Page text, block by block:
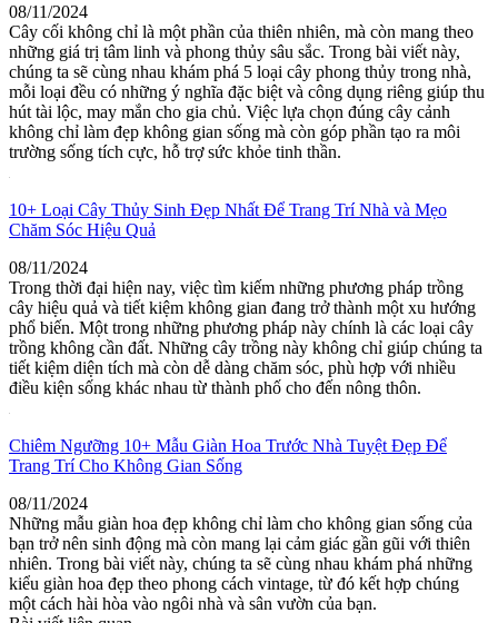
08/11/2024
Cây cối không chỉ là một phần của thiên nhiên, mà còn mang theo
những giá trị tâm linh và phong thủy sâu sắc. Trong bài viết này,
chúng ta sẽ cùng nhau khám phá 5 loại cây phong thủy trong nhà,
mỗi loại đều có những ý nghĩa đặc biệt và công dụng riêng giúp thu
hút tài lộc, may mắn cho gia chủ. Việc lựa chọn đúng cây cảnh
không chỉ làm đẹp không gian sống mà còn góp phần tạo ra môi
trường sống tích cực, hỗ trợ sức khỏe tinh thần.
10+ Loại Cây Thủy Sinh Đẹp Nhất Để Trang Trí Nhà và Mẹo
Chăm Sóc Hiệu Quả
08/11/2024
Trong thời đại hiện nay, việc tìm kiếm những phương pháp trồng
cây hiệu quả và tiết kiệm không gian đang trở thành một xu hướng
phổ biến. Một trong những phương pháp này chính là các loại cây
trồng không cần đất. Những cây trồng này không chỉ giúp chúng ta
tiết kiệm diện tích mà còn dễ dàng chăm sóc, phù hợp với nhiều
điều kiện sống khác nhau từ thành phố cho đến nông thôn.
Chiêm Ngưỡng 10+ Mẫu Giàn Hoa Trước Nhà Tuyệt Đẹp Để
Trang Trí Cho Không Gian Sống
08/11/2024
Những mẫu giàn hoa đẹp không chỉ làm cho không gian sống của
bạn trở nên sinh động mà còn mang lại cảm giác gần gũi với thiên
nhiên. Trong bài viết này, chúng ta sẽ cùng nhau khám phá những
kiểu giàn hoa đẹp theo phong cách vintage, từ đó kết hợp chúng
một cách hài hòa vào ngôi nhà và sân vườn của bạn.